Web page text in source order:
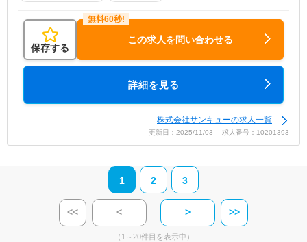
保存する
この求人を問い合わせる
詳細を見る
株式会社サンキューの求人一覧
更新日：2025/11/03 求人番号：10201393
1 2 3
<< < > >>
（1～20件目を表示中）